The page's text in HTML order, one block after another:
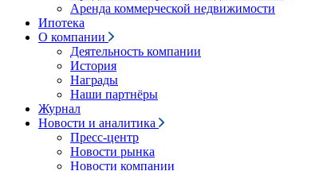
Аренда коммерческой недвижимости
Ипотека
О компании
Деятельность компании
История
Награды
Наши партнёры
Журнал
Новости и аналитика
Пресс-центр
Новости рынка
Новости компании